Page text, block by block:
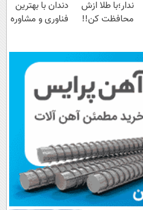
ندار؛با طلا ازش
محافظت کن!!
دندان با بهترین
فناوری و مشاوره